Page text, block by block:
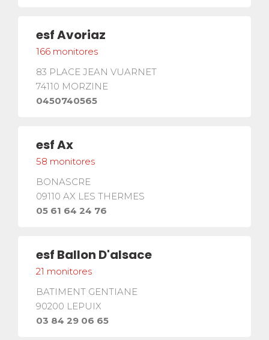
esfAvoriaz
166 monitores
83 PLACE JEAN VUARNET
74110 MORZINE
0450740565
esfAx
58 monitores
BONASCRE
09110 AX LES THERMES
05 61 64 24 76
esf Ballon D'alsace
21 monitores
BATIMENT GENTIANE
90200 LEPUIX
03 84 29 06 65